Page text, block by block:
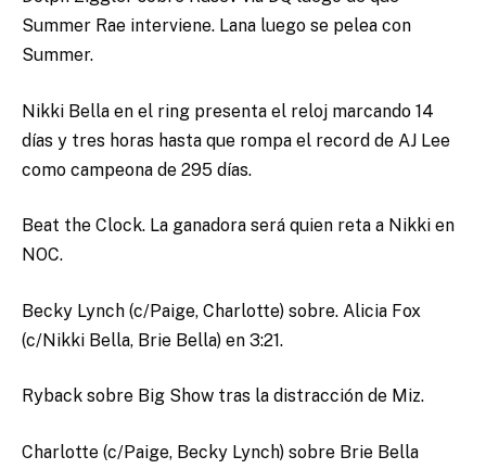
Summer Rae interviene. Lana luego se pelea con
Summer.
Nikki Bella en el ring presenta el reloj marcando 14
días y tres horas hasta que rompa el record de AJ Lee
como campeona de 295 días.
Beat the Clock. La ganadora será quien reta a Nikki en
NOC.
Becky Lynch (c/Paige, Charlotte) sobre. Alicia Fox
(c/Nikki Bella, Brie Bella) en 3:21.
Ryback sobre Big Show tras la distracción de Miz.
Charlotte (c/Paige, Becky Lynch) sobre Brie Bella